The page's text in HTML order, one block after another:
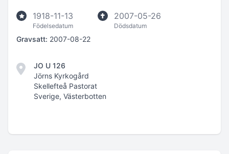
1918-11-13
Födelsedatum
2007-05-26
Dödsdatum
Gravsatt: 2007-08-22
JO U 126
Jörns Kyrkogård
Skellefteå Pastorat
Sverige, Västerbotten